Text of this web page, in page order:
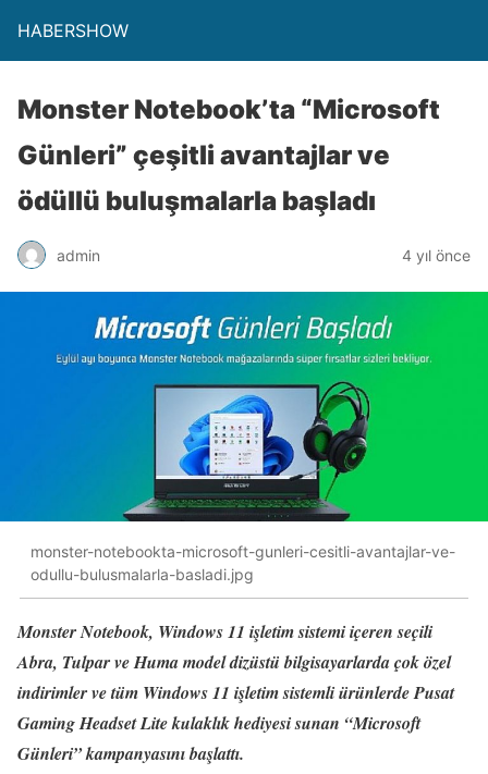
HABERSHOW
Monster Notebook’ta “Microsoft
Günleri” çeşitli avantajlar ve
ödüllü buluşmalarla başladı
admin 4 yıl önce
monster-notebookta-microsoft-gunleri-cesitli-avantajlar-ve-
odullu-bulusmalarla-basladi.jpg
Monster Notebook, Windows 11 işletim sistemi içeren seçili
Abra, Tulpar ve Huma model dizüstü bilgisayarlarda çok özel
indirimler ve tüm Windows 11 işletim sistemli ürünlerde Pusat
Gaming Headset Lite kulaklık hediyesi sunan “Microsoft
Günleri” kampanyasını başlattı.